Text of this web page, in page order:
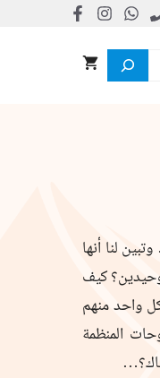
لنا أنها
كيف
واحد منهم
المنظمة